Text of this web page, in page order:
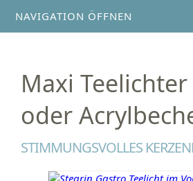
NAVIGATION ÖFFNEN
Maxi
oder
STIMMUNGSVOLLES